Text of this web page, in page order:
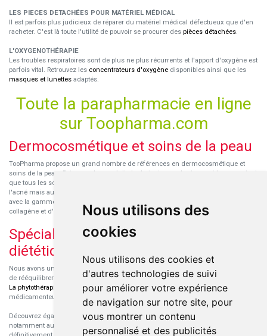
Nous utilisons des
cookies
Nous utilisons des cookies et
d'autres technologies de suivi
pour améliorer votre expérience
de navigation sur notre site, pour
vous montrer un contenu
personnalisé et des publicités
LES PIECES DETACHÉES POUR MATÉRIEL MÉDICAL
Il est parfois plus judicieux de réparer du matériel médical défectueux que d'en
racheter. C'est là toute l'utilité de pouvoir se procurer des pièces détachées.
L'OXYGENOTHÉRAPIE
Les troubles respiratoires sont de plus ne plus récurrents et l'apport d'oxygène est
parfois vital. Retrouvez les concentrateurs d'oxygène disponibles ainsi que les
masques et lunettes adaptés.
Toute la parapharmacie en ligne
sur Toopharma.com
Dermocosmétique et soins de la peau
TooPharma propose un grand nombre de références en dermocosmétique et
soins de la peau. Retrouvez les produits hydratants pour le visage et le corps ainsi
que tous les soins pour peaux sensibles ou à tendance atopique, les soins pour
l'acné mais aussi des démaquillants. Découvrez nos nouvelles références SVR
avec la gamme anti-âge pour les peaux encore jeunes
collagène et d'acide hyaluronique.
Spécialisation en micronutrition et
diététique
Nous avons un engouement particulier pour la micronutrition qui permet souvent
de rééquilibrer des carences ou d'améliorer des troubles métaboliques mineurs.
La phytothérapie
l'aromathérapiesont souvent complémentaires de traitements
médicamenteux lorsqu'ils sont bien conseillés.
Découvrez également les protéines et les produits de nutrition sportive,
notamment au sein de la gamme française
Eric Favre
. Cette gamme est